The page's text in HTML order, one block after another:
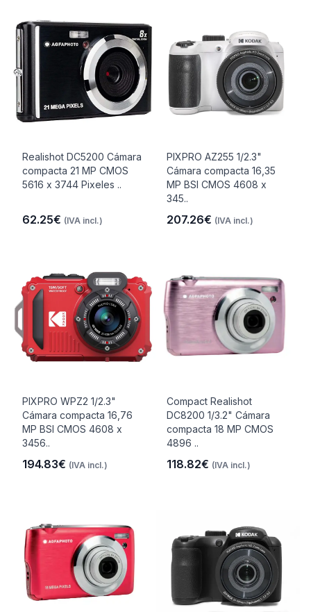
Realishot DC5200 Cámara
compacta 21 MP CMOS
5616 x 3744 Pixeles ..
62.25€ (IVA incl.)
PIXPRO AZ255 1/2.3"
Cámara compacta 16,35
MP BSI CMOS 4608 x
345..
207.26€ (IVA incl.)
PIXPRO WPZ2 1/2.3"
Cámara compacta 16,76
MP BSI CMOS 4608 x
3456..
194.83€ (IVA incl.)
Compact Realishot
DC8200 1/3.2" Cámara
compacta 18 MP CMOS
4896 ..
118.82€ (IVA incl.)